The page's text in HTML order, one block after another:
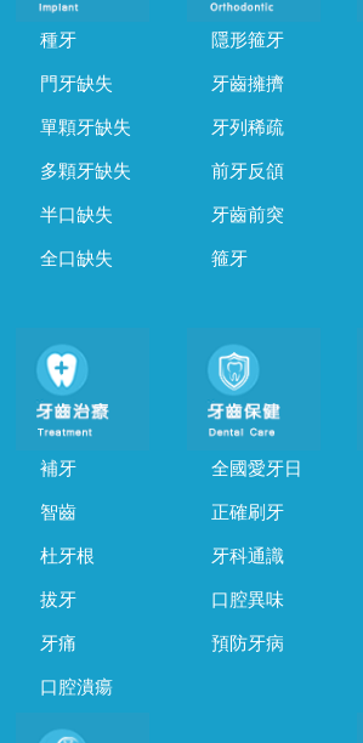
種牙
門牙缺失
單顆牙缺失
多顆牙缺失
半口缺失
全口缺失
隱形箍牙
牙齒擁擠
牙列稀疏
前牙反頜
牙齒前突
箍牙
補牙
智齒
杜牙根
拔牙
牙痛
口腔潰瘍
全國愛牙日
正確刷牙
牙科通識
口腔異味
預防牙病